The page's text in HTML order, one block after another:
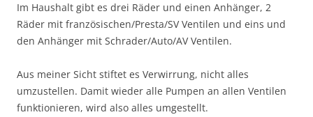
Im Haushalt gibt es drei Räder und einen Anhänger, 2
Räder mit französischen/Presta/SV Ventilen und eins und
den Anhänger mit Schrader/Auto/AV Ventilen.
Aus meiner Sicht stiftet es Verwirrung, nicht alles
umzustellen. Damit wieder alle Pumpen an allen Ventilen
funktionieren, wird also alles umgestellt.